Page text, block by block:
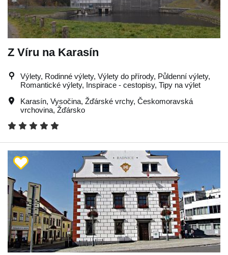
Z Víru na Karasín
Výlety, Rodinné výlety, Výlety do přírody, Půldenní výlety,
Romantické výlety, Inspirace - cestopisy, Tipy na výlet
Karasín, Vysočina, Žďárské vrchy, Českomoravská
vrchovina, Žďársko